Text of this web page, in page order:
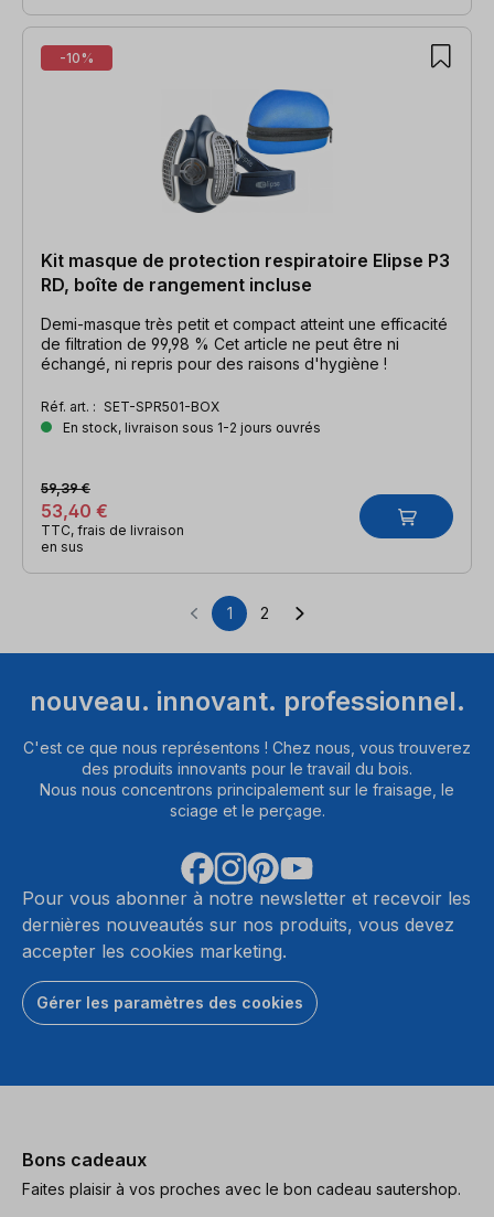
-10%
Kit masque de protection respiratoire Elipse P3
RD, boîte de rangement incluse
Demi-masque très petit et compact atteint une efficacité
de filtration de 99,98 % Cet article ne peut être ni
échangé, ni repris pour des raisons d'hygiène !
Réf. art. : SET-SPR501-BOX
En stock, livraison sous 1-2 jours ouvrés
53,40 €
59,39 €
TTC, frais de livraison
en sus
Page
1 Page
2
nouveau. innovant. professionnel.
C'est ce que nous représentons ! Chez nous, vous trouverez
des produits innovants pour le travail du bois.
Nous nous concentrons principalement sur le fraisage, le
sciage et le perçage.
Pour vous abonner à notre newsletter et recevoir les
dernières nouveautés sur nos produits, vous devez
accepter les cookies marketing.
Gérer les paramètres des cookies
Bons cadeaux
Faites plaisir à vos proches avec le bon cadeau sautershop.